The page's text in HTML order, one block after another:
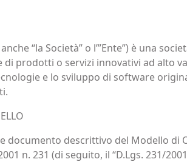
“la Società” o l’”Ente”) è una
di prodotti o servizi innovativi ad alto
e lo sviluppo di software
documento descrittivo del Modello di
n. 231 (di seguito, il “D.Lgs. 231/